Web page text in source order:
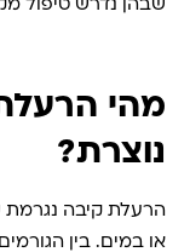
שבהן נדרש טיפול
מהי
נוצרת?
הרעלת קיבה נגרמת
או במים. בין